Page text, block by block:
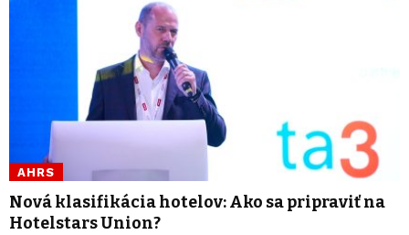
AHRS
Nová klasifikácia hotelov: Ako sa pripraviť na
Hotelstars Union?